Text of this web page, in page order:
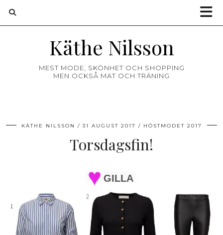
Käthe Nilsson
MEST MODE, SKÖNHET OCH SHOPPING
MEN OCKSÅ MAT OCH TRÄNING
KÄTHE NILSSON 31 AUGUST 2017 HÖSTMODET 2017
Torsdagsfin!
GILLA